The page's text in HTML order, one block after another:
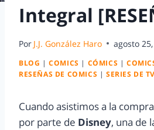
Integral
Por J.J. González Haro agosto 25,
BLOG |COMICS | CÓMICS |
RESEÑAS DE COMICS | SERIES DE TV
Cuando asistimos a la
por parte de Disney, una de